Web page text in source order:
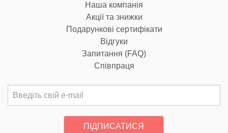
Наша компанія
Акції та знижки
Подарункові сертифікати
Відгуки
Запитання (FAQ)
Співпраця
ПІДПИСАТИСЯ